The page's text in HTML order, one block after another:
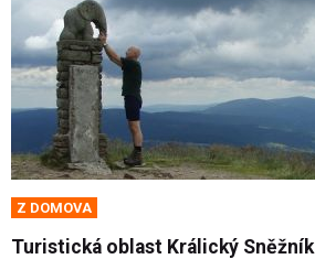
Z DOMOVA
Turistická oblast Králický Sněžník